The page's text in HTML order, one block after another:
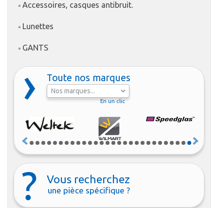
Accessoires, casques antibruit.
Lunettes
GANTS
Toute nos marques
En un clic
Vous recherchez
une pièce spécifique ?